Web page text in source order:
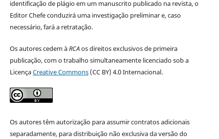
identificação de plágio em um manuscrito publicado na revista, o
Editor Chefe conduzirá uma investigação preliminar e, caso
necessário, fará a retratação.
Os autores cedem àRCAos direitos exclusivos de primeira
publicação, com o trabalho simultaneamente licenciado sob a
LicençaCreative Commons(CC BY) 4.0 Internacional.
Os autores têm autorização para assumir contratos adicionais
separadamente, para distribuição não exclusiva da versão do